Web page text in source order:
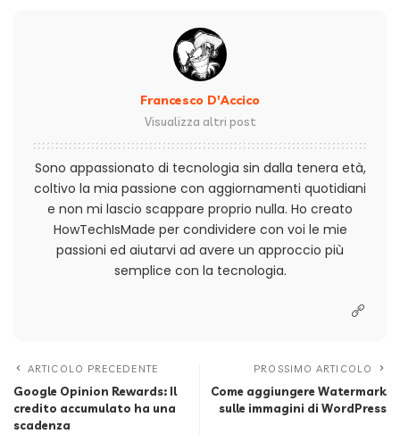
Francesco D'Accico
Visualizza altri post
Sono appassionato di tecnologia sin dalla tenera età,
coltivo la mia passione con aggiornamenti quotidiani
e non mi lascio scappare proprio nulla. Ho creato
HowTechIsMade per condividere con voi le mie
passioni ed aiutarvi ad avere un approccio più
semplice con la tecnologia.
ARTICOLO PRECEDENTE
Google Opinion Rewards: Il
credito accumulato ha una
scadenza
PROSSIMO ARTICOLO
Come aggiungere Watermark
sulle immagini di WordPress